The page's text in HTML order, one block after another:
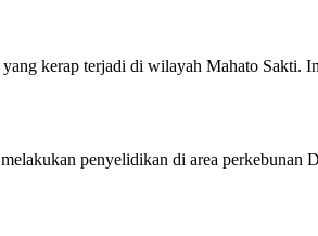
kerap terjadi di wilayah Mahato Sakti.
penyelidikan di area perkebunan